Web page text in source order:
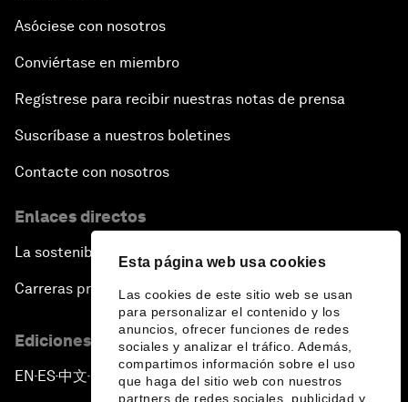
Esta página web usa cookies
Las cookies de este sitio web se usan
para personalizar el contenido y los
anuncios, ofrecer funciones de redes
sociales y analizar el tráfico. Además,
compartimos información sobre el uso
que haga del sitio web con nuestros
partners de redes sociales, publicidad y
Asóciese con nosotros
Conviértase en miembro
Regístrese para recibir nuestras notas de prensa
Suscríbase a nuestros boletines
Contacte con nosotros
Enlaces directos
La sostenibilidad en el Foro
Carreras profesionales
Ediciones en otros idiomas
EN ▪ ES▪中文▪ 日本語